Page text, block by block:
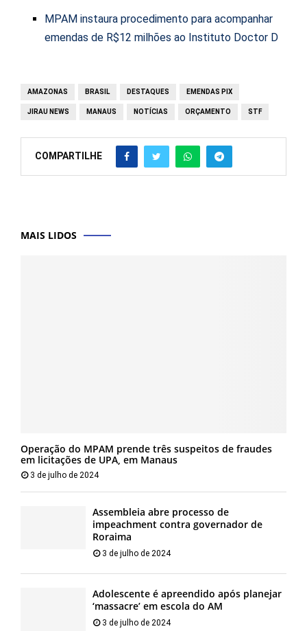
MPAM instaura procedimento para acompanhar
emendas de R$12 milhões ao Instituto Doctor D
AMAZONAS BRASIL DESTAQUES EMENDAS PIX
JIRAU NEWS MANAUS NOTÍCIAS ORÇAMENTO STF
COMPARTILHE
MAIS LIDOS
Operação do MPAM prende três suspeitos de fraudes
em licitações de UPA, em Manaus
3 de julho de 2024
Assembleia abre processo de
impeachment contra governador de
Roraima
3 de julho de 2024
Adolescente é apreendido após planejar
‘massacre’ em escola do AM
3 de julho de 2024